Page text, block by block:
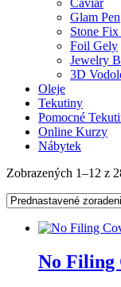
Glam Pen
Stone
Foil Gely
Jewelry
3D
Oleje
Tekutiny
Pomocné
Online Kurzy
Nábytek
Zobrazených 1–12 z
No Filing